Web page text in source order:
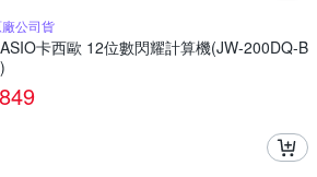
廠公司貨
卡西歐 12位數閃耀計算機(JW-200DQ-B
849